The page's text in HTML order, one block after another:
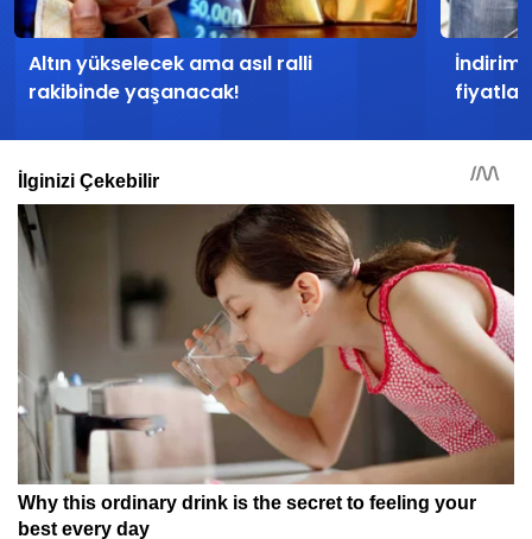
Altın yükselecek ama asıl ralli
rakibinde yaşanacak!
İndirim
fiyatlar